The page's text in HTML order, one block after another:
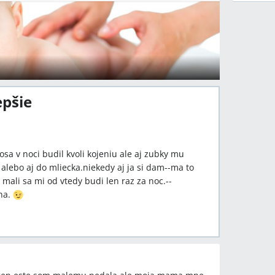
v noci budil kvoli kojeniu ale aj zubky mu
aj do mliecka.niekedy aj ja si dam--ma to
sa mi od vtedy budi len raz za noc.--